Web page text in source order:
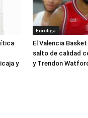
y
Euroliga
El Valencia
salto de calidad
y Trendon